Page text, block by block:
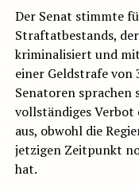
Der Senat stimmte
Straftatbestands,
kriminalisiert und
einer Geldstrafe von
Senatoren sprachen
vollständiges Verbot
aus, obwohl die
jetzigen Zeitpunkt
hat.